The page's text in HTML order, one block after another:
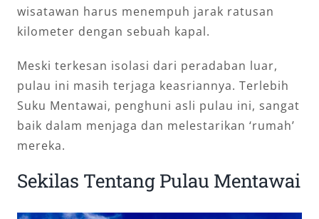
wisatawan harus menempuh jarak ratusan
kilometer dengan sebuah kapal.
Meski terkesan isolasi dari peradaban luar,
pulau ini masih terjaga keasriannya. Terlebih
Suku Mentawai, penghuni asli pulau ini, sangat
baik dalam menjaga dan melestarikan ‘rumah’
mereka.
Sekilas Tentang Pulau Mentawai